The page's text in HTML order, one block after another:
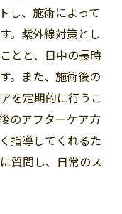
し、施術によって
。紫外線対策とし
とと、日中の長時
。また、施術後の
を定期的に行うこ
のアフターケア方
指導してくれるた
質問し、日常のス